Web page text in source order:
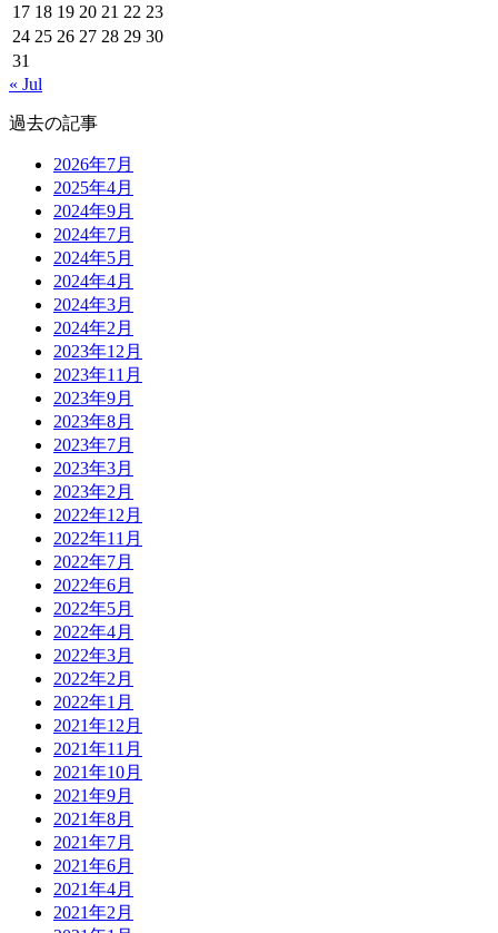
17 18 19 20 21 22 23
24 25 26 27 28 29 30
31
« Jul
過去の記事
2026年7月
2025年4月
2024年9月
2024年7月
2024年5月
2024年4月
2024年3月
2024年2月
2023年12月
2023年11月
2023年9月
2023年8月
2023年7月
2023年3月
2023年2月
2022年12月
2022年11月
2022年7月
2022年6月
2022年5月
2022年4月
2022年3月
2022年2月
2022年1月
2021年12月
2021年11月
2021年10月
2021年9月
2021年8月
2021年7月
2021年6月
2021年4月
2021年2月